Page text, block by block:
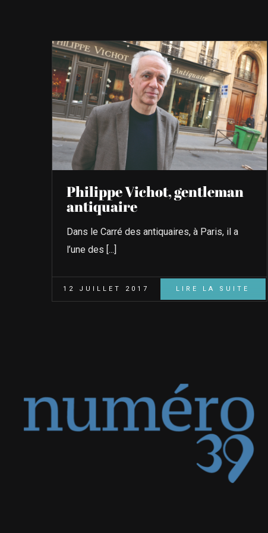
Philippe Vichot, gentleman
antiquaire
Dans le Carré des antiquaires, à Paris, il a
l’une des [...]
12 JUILLET 2017 LIRE LA SUITE